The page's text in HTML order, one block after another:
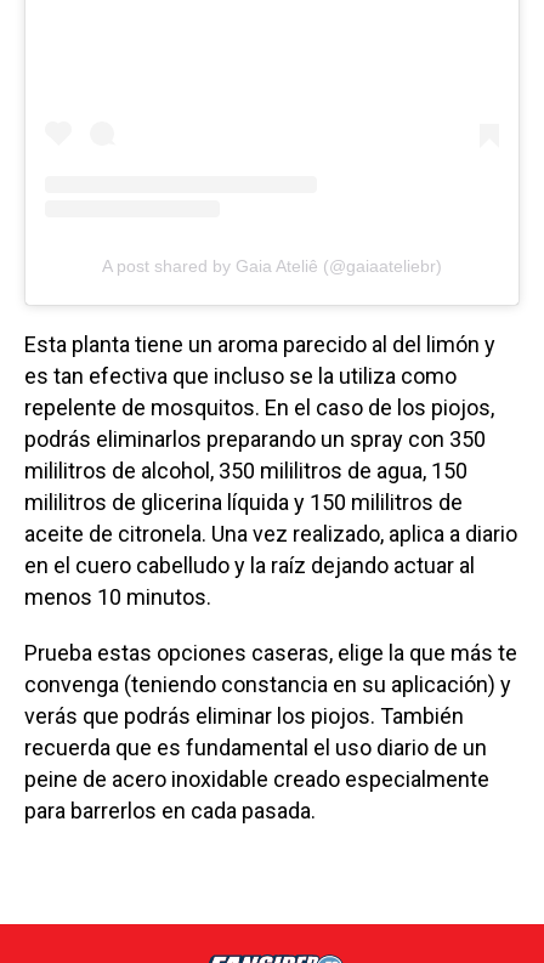
A post shared by Gaia Ateliê (@gaiaateliebr)
Esta planta tiene un aroma parecido al del limón y
es tan efectiva que incluso se la utiliza como
repelente de mosquitos. En el caso de los piojos,
podrás eliminarlos preparando un spray con 350
mililitros de alcohol, 350 mililitros de agua, 150
mililitros de glicerina líquida y 150 mililitros de
aceite de citronela. Una vez realizado, aplica a diario
en el cuero cabelludo y la raíz dejando actuar al
menos 10 minutos.
Prueba estas opciones caseras, elige la que más te
convenga (teniendo constancia en su aplicación) y
verás que podrás eliminar los piojos. También
recuerda que es fundamental el uso diario de un
peine de acero inoxidable creado especialmente
para barrerlos en cada pasada.